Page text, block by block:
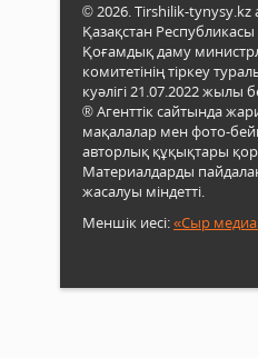
© 2026. Tirshilik-tynysy.kz
Қазақстан
Қоғамдық даму
комитетінің тіркеу
куәлігі 21.07.2022 жылы
® Агенттік сайтында
мақалалар мен фото-
авторлық құқықтары
Материалдарды
жасалуы міндетті.
Меншік иесі:«Сыр